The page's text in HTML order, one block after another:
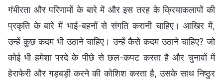
गंभीरता और परिणामों के बारे में और इस तरह के क्रियाकलापों की
प्रकृति के बारे में भाई-बहनों से संगति करानी चाहिए। आखिर में,
उन्हें कुछ कदम भी उठाने चाहिए। उन्हें कैसे कदम उठाने चाहिए? जो
कोई भी हमेशा परदे के पीछे से छल-कपट करता है और चुनावों में
हेराफेरी और गड़बड़ी करने की कोशिश करता है, उसके साथ निष्ठुर